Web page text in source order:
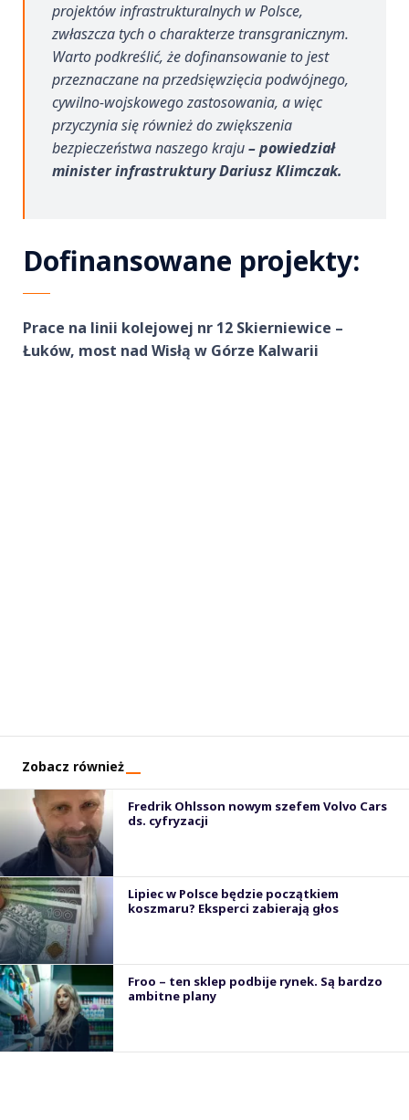
projektów infrastrukturalnych w Polsce,
zwłaszcza tych o charakterze transgranicznym.
Warto podkreślić, że dofinansowanie to jest
przeznaczane na przedsięwzięcia podwójnego,
cywilno-wojskowego zastosowania, a więc
przyczynia się również do zwiększenia
bezpieczeństwa naszego kraju– powiedział
minister infrastruktury Dariusz Klimczak.
Dofinansowane projekty:
Prace na linii kolejowej nr 12 Skierniewice –
Łuków, most nad Wisłą w Górze Kalwarii
Zobacz również
Fredrik Ohlsson nowym szefem Volvo Cars
ds. cyfryzacji
Lipiec w Polsce będzie początkiem
koszmaru? Eksperci zabierają głos
Froo – ten sklep podbije rynek. Są bardzo
ambitne plany